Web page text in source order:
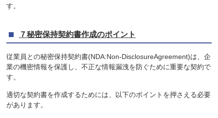
す。
７秘密保持契約書作成のポイント
従業員との秘密保持契約書(NDA:Non-DisclosureAgreement)は、企
業の機密情報を保護し、不正な情報漏洩を防ぐために重要な契約で
す。
適切な契約書を作成するためには、以下のポイントを押さえる必要
があります。